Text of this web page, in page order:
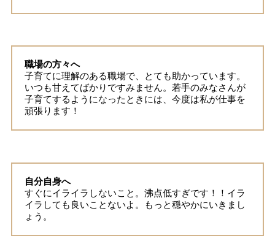
職場の方々へ
子育てに理解のある職場で、とても助かっています。
いつも甘えてばかりですみません。若手のみなさんが
子育てするようになったときには、今度は私が仕事を
頑張ります！
自分自身へ
すぐにイライラしないこと。沸点低すぎです！！イラ
イラしても良いことないよ。もっと穏やかにいきまし
ょう。